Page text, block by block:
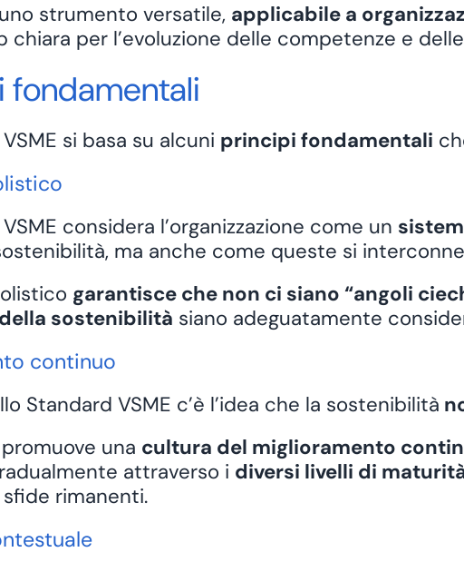
strumento versatile, applicabile a
chiara per l’evoluzione delle competenze e
fondamentali
si basa su alcuni principi fondamentali
considera l’organizzazione come un
ma anche come queste si
garantisce che non ci siano “angoli
sostenibilità siano adeguatamente
continuo
Standard VSME c’è l’idea che la sostenibilità
una cultura del miglioramento
attraverso i diversi livelli di
rimanenti.